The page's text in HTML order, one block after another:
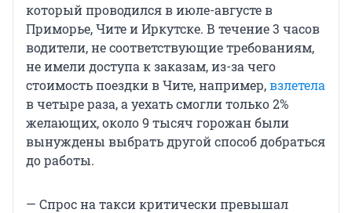
который проводился в июле-августе в
Приморье, Чите и Иркутске. В течение 3 часов
водители, не соответствующие требованиям,
не имели доступа к заказам, из-за чего
стоимость поездки в Чите, например,взлетела
в четыре раза, а уехать смогли только 2%
желающих, около 9 тысяч горожан были
вынуждены выбрать другой способ добраться
до работы.
— Спрос на такси критически превышал